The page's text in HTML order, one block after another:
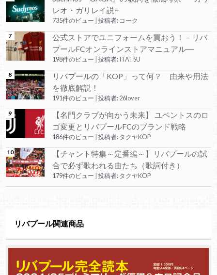
レオ・ガリレイ説~
735件のビュー 投稿者: コーク
公式ストアでユニフォームを買おう！－リバ
プールFCオンラインストアマニュアル―
198件のビュー 投稿者:ITATSU
リバプールの「KOP」って何？ 由来や用法
を徹底解説！
191件のビュー 投稿者:26lover
【名門クラブが向かう未来】 ユベントスのロ
ゴ変更とリバプールFCのブランド戦略
186件のビュー 投稿者: タクヤKOP
【チャント特集～定番編～】リバプールの試
合で必ず歌われる曲たち（歌詞付き）
179件のビュー 投稿者: タクヤKOP
リバプール関連商品